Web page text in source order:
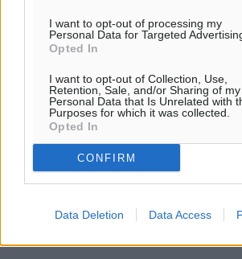
I want to opt-out of processing my
Personal Data for Targeted
Opted In
I want to opt-out of Collection, Use,
Retention, Sale, and/or Sharing of my
Personal Data that Is Unrelated with
Purposes for which it was collected.
Opted In
CONFIRM
Data Deletion Data Access